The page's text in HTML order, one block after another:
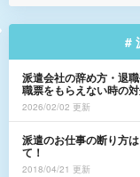
#
派遣会社の辞め方・退
職票をもらえない時の
2026/02/02 更新
派遣のお仕事の断り方
て！
2018/04/21 更新